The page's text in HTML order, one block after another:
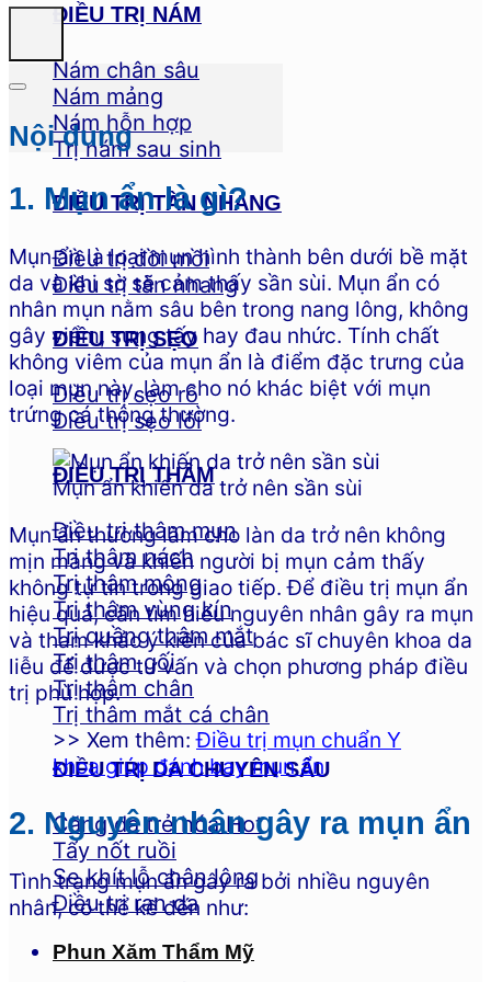
ĐIỀU TRỊ NÁM
Nám chân sâu
Nám mảng
Nám hỗn hợp
Trị nám sau sinh
ĐIỀU TRỊ TÀN NHANG
Điều trị đồi mồi
Điều trị tàn nhang
ĐIỀU TRỊ SẸO
Điều trị sẹo rỗ
Điều trị sẹo lồi
ĐIỀU TRỊ THÂM
Điều trị thâm mụn
Trị thâm nách
Trị thâm mông
Trị thâm vùng kín
Trị quầng thâm mắt
Trị thâm gối
Trị thâm chân
Trị thâm mắt cá chân
ĐIỀU TRỊ DA CHUYÊN SÂU
Căng da trẻ hóa
Tẩy nốt ruồi
Se khít lỗ chân lông
Điều trị rạn da
Phun Xăm Thẩm Mỹ
Nội dung
1. Mụn ẩn là gì?
Mụn ẩn là loại mụn hình thành bên dưới bề mặt
da và khi sờ sẽ cảm thấy sần sùi. Mụn ẩn có
nhân mụn nằm sâu bên trong nang lông, không
gây viêm, sưng tấy hay đau nhức. Tính chất
không viêm của mụn ẩn là điểm đặc trưng của
loại mụn này, làm cho nó khác biệt với mụn
trứng cá thông thường.
Mụn ẩn khiến da trở nên sần sùi
Mụn ẩn thường làm cho làn da trở nên không
mịn màng và khiến người bị mụn cảm thấy
không tự tin trong giao tiếp. Để điều trị mụn ẩn
hiệu quả, cần tìm hiểu nguyên nhân gây ra mụn
và tham khảo ý kiến của bác sĩ chuyên khoa da
liễu để được tư vấn và chọn phương pháp điều
trị phù hợp.
>> Xem thêm:Điều trị mụn chuẩn Y
khoa giúp đánh bay mụn ẩn
2. Nguyên nhân gây ra mụn ẩn
Tình trạng mụn ẩn gây ra bởi nhiều nguyên
nhân, có thể kể đến như: